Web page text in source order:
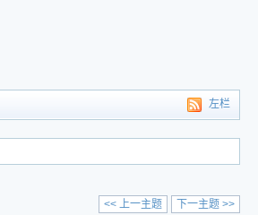
左栏
下一主题 >>
<< 上一主题